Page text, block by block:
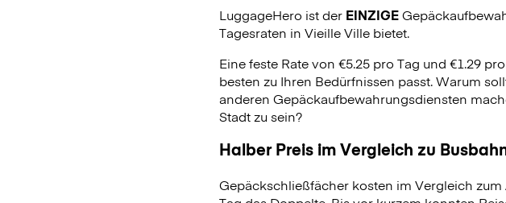
LuggageHero ist der EINZIGE
Tagesraten in Vieille Ville bietet.
Eine feste Rate von €5.25 pro Tag und €1.29
besten zu Ihren Bedürfnissen passt. Warum
anderen Gepäckaufbewahrungsdiensten
Stadt zu sein?
Halber Preis im Vergleich zu
Gepäckschließfächer kosten im Vergleich